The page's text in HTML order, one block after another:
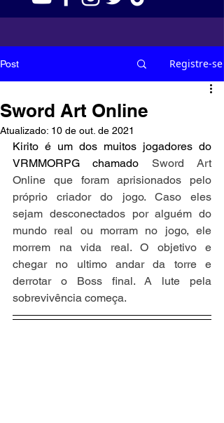
Post Registre-se
Sword Art Online
Atualizado: 10 de out. de 2021
Kirito é um dos muitos jogadores do
VRMMORPG chamado Sword Art
Online que foram aprisionados pelo
próprio criador do jogo. Caso eles
sejam desconectados por alguém do
mundo real ou morram no jogo, ele
morrem na vida real. O objetivo e
chegar no ultimo andar da torre e
derrotar o Boss final. A lute pela
sobrevivência começa.